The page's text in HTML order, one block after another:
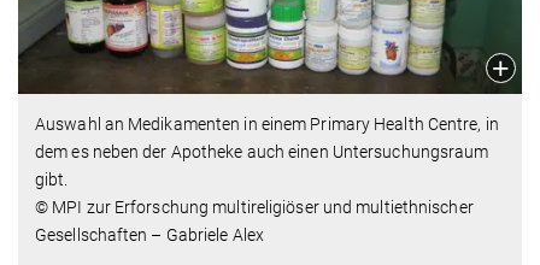
Auswahl an Medikamenten in einem Primary Health Centre, in
dem es neben der Apotheke auch einen Untersuchungsraum
gibt.
© MPI zur Erforschung multireligiöser und multiethnischer
Gesellschaften – Gabriele Alex